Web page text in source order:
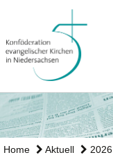
Home Aktuell 2026